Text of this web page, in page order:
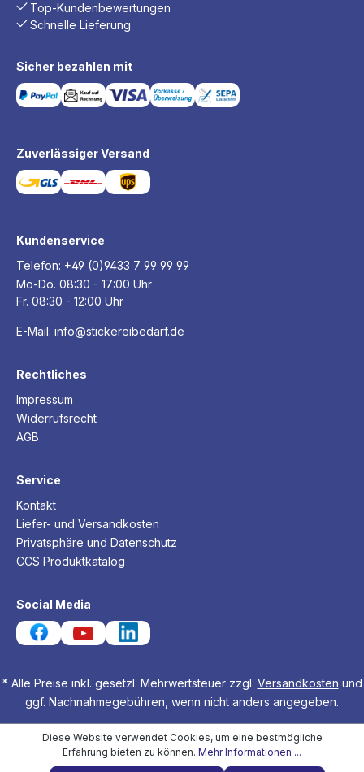
Top-Kundenbewertungen
Schnelle Lieferung
Sicher bezahlen mit
Zuverlässiger Versand
Kundenservice
Telefon: +49 (0)9433 7 99 99 99
Mo-Do. 08:30 - 17:00 Uhr
Fr. 08:30 - 12:00 Uhr
E-Mail: info@stickereibedarf.de
Rechtliches
Impressum
Widerrufsrecht
AGB
Service
Kontakt
Liefer- und Versandkosten
Privatsphäre und Datenschutz
CCS Produktkatalog
Social Media
* Alle Preise inkl. gesetzl. Mehrwertsteuer zzgl. Versandkosten und
ggf. Nachnahmegebühren, wenn nicht anders angegeben.
Diese Website verwendet Cookies, um eine bestmögliche
Erfahrung bieten zu können. Mehr Informationen ...